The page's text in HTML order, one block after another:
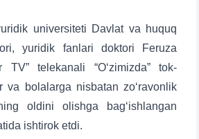
universiteti Davlat va huquq
yuridik fanlari doktori Feruza
TV” telekanali “O‘zimizda” tok-
va bolalarga nisbatan zo‘ravonlik
oldini olishga bag‘ishlangan
ishtirok etdi.